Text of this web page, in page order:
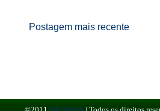
Postagem mais recente